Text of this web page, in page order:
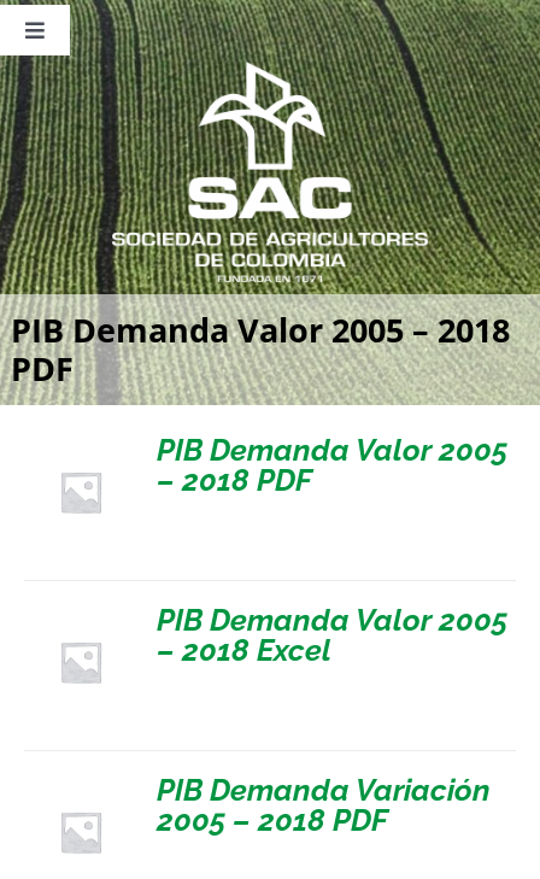
Saltar
contenido
Toggle
Navigation
Nosotros
Publicaciones
Sala de Prensa
Eventos
PIB Demanda Valor 2005 – 2018
PDF
PIB Demanda Valor 2005
– 2018 PDF
PIB Demanda Valor 2005
– 2018 Excel
PIB Demanda Variación
2005 – 2018 PDF